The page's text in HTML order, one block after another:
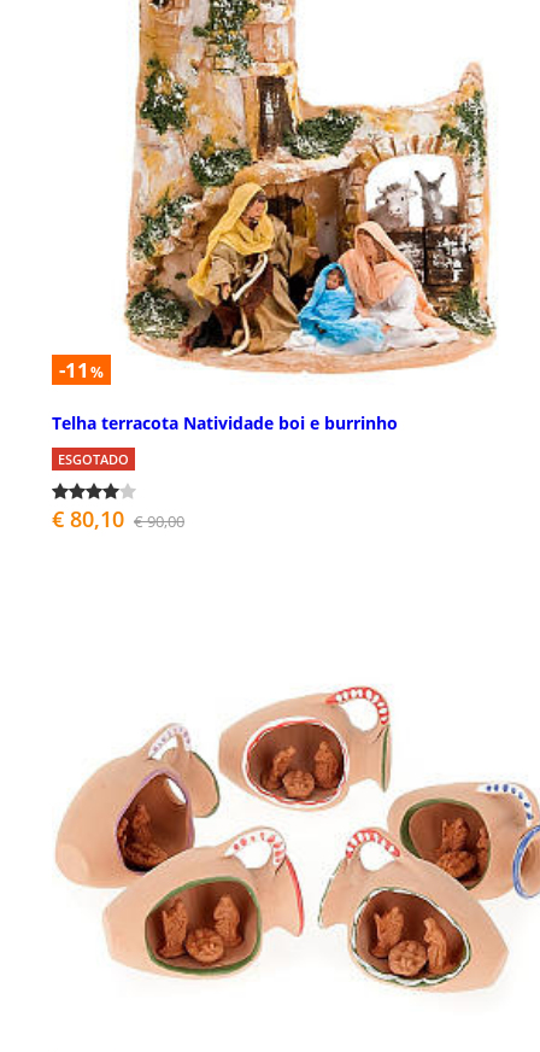
-11 %
Telha terracota Natividade boi e burrinho
ESGOTADO
€ 80,10 € 90,00